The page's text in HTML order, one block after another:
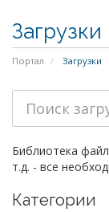
Загрузки
Портал Загрузки
Библиотека
т.д. - все
Категории